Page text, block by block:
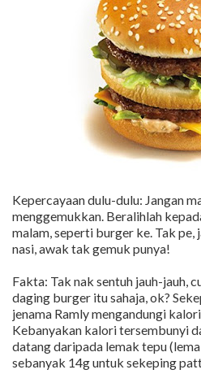
Kepercayaan dulu-dulu: Jangan
menggemukkan. Beralihlah
malam, seperti burger ke. Tak pe,
nasi, awak tak gemuk punya!
Fakta: Tak nak sentuh jauh-jauh,
daging burger itu sahaja, ok?
jenama Ramly mengandungi
Kebanyakan kalori tersembunyi
datang daripada lemak tepu
sebanyak 14g untuk sekeping